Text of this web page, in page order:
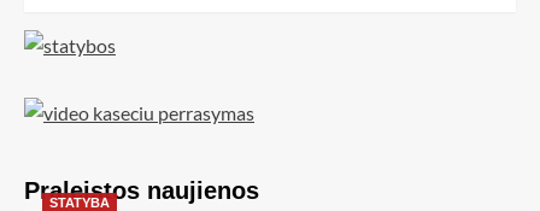
Praleistos naujienos
STATYBA